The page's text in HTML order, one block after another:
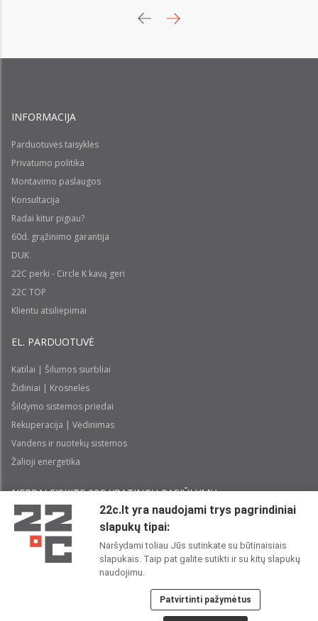
INFORMACIJA
Parduotuvės taisyklės
Privatumo politika
Montavimo paslaugos
Konsultacija
Radai kitur pigiau?
60d. grąžinimo garantija
DUK
22C perki - Circle K kavą geri
22C TOP
Klientu atsiliepimai
EL. PARDUOTUVĖ
Katilai | Šilumos siurbliai
Židiniai | Krosnelės
Šildymo sistemos priedai
Rekuperacija | Vėdinimas
Vandens ir nuotekų sistemos
Žalioji energetika
NEPRALEISKITE 22С YPATINGŲ PASIŪLYMŲ:
Perskaičiau ir sutinku su 22CPrivatumo politika
22C SOCIALINIUOSE TINKLUOSE:
22c.lt yra naudojami trys pagrindiniai
slapukų tipai:
Naršydami toliau Jūs sutinkate su būtinaisiais
slapukais. Taip pat galite sutikti ir su kitų slapukų
naudojimu.
Patvirtinti pažymėtus